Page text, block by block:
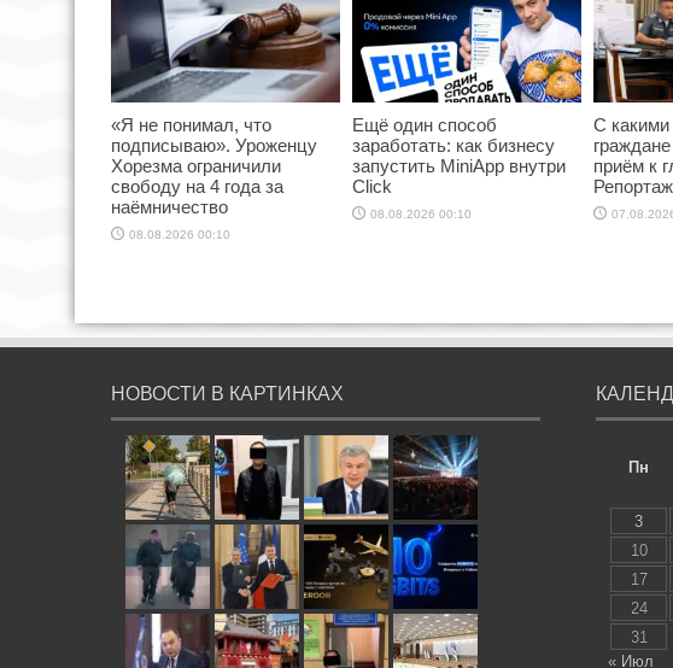
«Я не понимал, что
подписываю». Уроженцу
Хорезма ограничили
свободу на 4 года за
наёмничество
08.08.2026 00:10
Ещё один способ
заработать: как бизнесу
запустить MiniApp внутри
Click
08.08.2026 00:10
С
приём к
НОВОСТИ В КАРТИНКАХ
Пн
3
10
17
24
31
« Июл